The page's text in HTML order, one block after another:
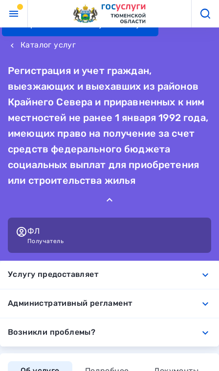
Перейти к основному контенту
keyboard_arrow_left Каталог услуг
Регистрация и учет граждан,
выезжающих и выехавших из районов
Крайнего Севера и приравненных к ним
местностей не ранее 1 января 1992 года,
имеющих право на получение за счет
средств федерального бюджета
социальных выплат для приобретения
или строительства жилья
ФЛ
Получатель
Услугу предоставляет expand_more
Административный регламент expand_more
Возникли проблемы? expand_more